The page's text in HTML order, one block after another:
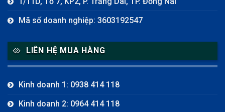
Mã số doanh nghiệp: 3603192547
LIÊN HỆ MUA HÀNG
Kinh doanh 1: 0938 414 118
Kinh doanh 2: 0964 414 118